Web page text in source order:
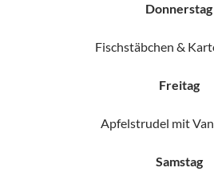
Donnerstag
Fischstäbchen &
Freitag
Apfelstrudel mit
Samstag